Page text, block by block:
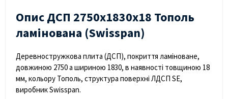
Опис ДСП 2750х1830х18 Тополь
ламінована (Swisspan)
Деревностружкова плита (ДСП), покриття ламіноване,
довжиною 2750 а шириною 1830, в наявності товщиною 18
мм, кольору Тополь, структура поверхні ЛДСП SE,
виробник Swisspan.